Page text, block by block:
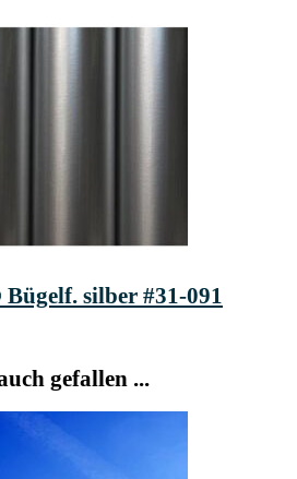
silber #31-091
gefallen ...